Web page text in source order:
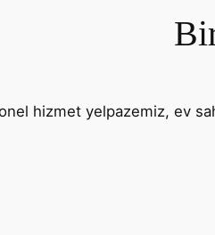
hizmet yelpazemiz, ev